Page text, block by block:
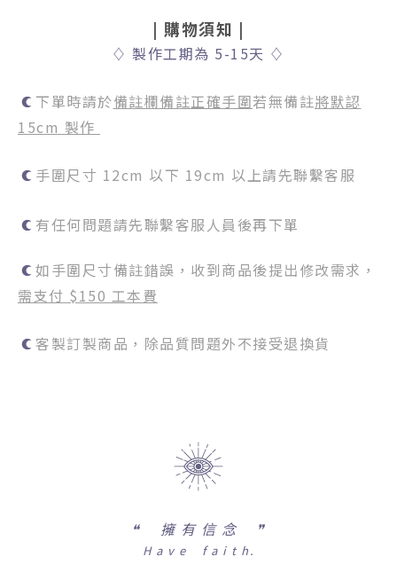
| 購物須知 |
♢ 製作工期為 5-15天 ♢
下單時請於備註欄備註正確手圍若無備註將默認
15cm 製作
手圍尺寸 12cm 以下 19cm 以上請先聯繫客服
有任何問題請先聯繫客服人員後再下單
如手圍尺寸備註錯誤，收到商品後提出修改需求，
需支付 $150 工本費
客製訂製商品，除品質問題外不接受退換貨
❝ 擁 有 信 念 ❞
H a v e f a i t h.